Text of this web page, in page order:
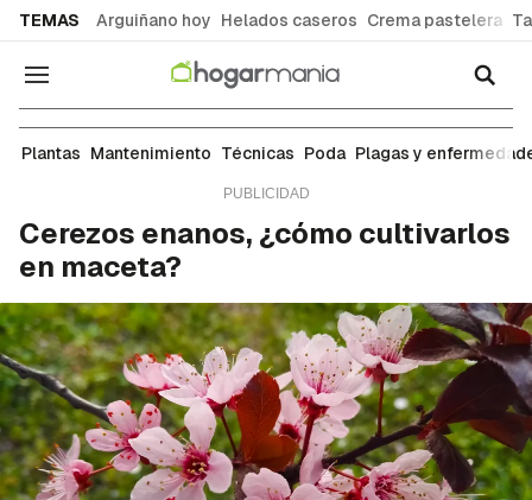
TEMAS Arguiñano hoy Helados caseros Crema pastelera
Navegación
Huerta
Plantas Mantenimiento Técnicas Poda Plagas y
Cerezos enanos, ¿cómo cultivarlos
en maceta?